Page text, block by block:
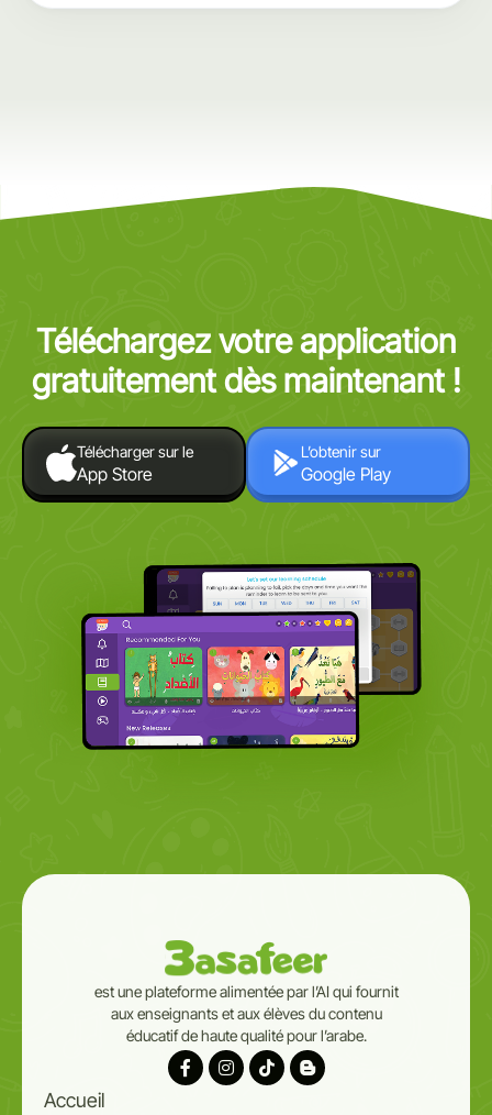
Téléchargez votre application
gratuitement dès maintenant !
Télécharger sur le
App Store
L’obtenir sur
Google Play
est une plateforme alimentée par l’AI qui fournit
aux enseignants et aux élèves du contenu
éducatif de haute qualité pour l’arabe.
Accueil